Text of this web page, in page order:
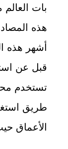
بات
هذه
أشهر هذه
قبل عن
تستخدم
طريق
الأعماق